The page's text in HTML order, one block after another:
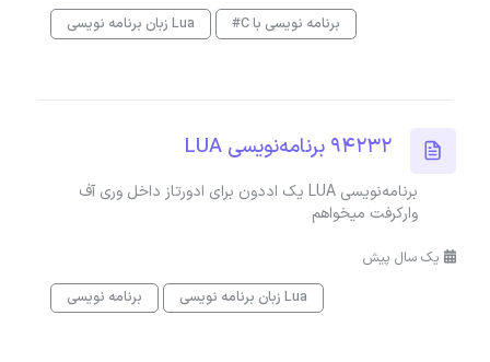
برنامه نویسی با C#
زبان برنامه نویسی Lua
94232 برنامه‌نویسی LUA
برنامه‌نویسی LUA یک اددون برای ادورتاز داخل وری آف
وارکرفت میخواهم
یک سال پیش
زبان برنامه نویسی Lua
برنامه نویسی